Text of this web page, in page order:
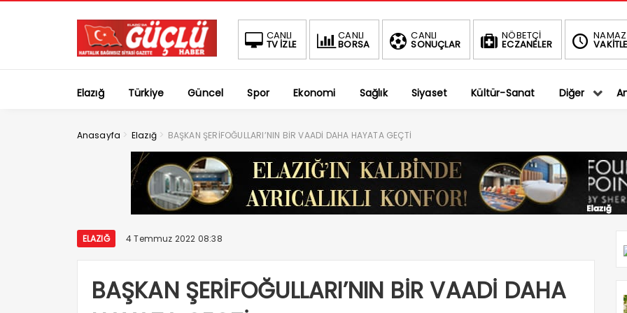
CANLI
TV İZLE
CANLI
BORSA
CANLI
SONUÇLAR
NÖBETÇİ
ECZANELER
NAMAZ
-0.75% 1.401,27
DOLAR
% 36,5794 %
Elazığ Türkiye Güncel Spor Ekonomi Sağlık Siyaset Kültür-Sanat Diğer
Anasayfa > Elazığ > BAŞKAN ŞERİFOĞULLARI’NIN BİR VAADİ DAHA HAYATA GEÇTİ
ELAZIĞ 4 Temmuz 2022 08:38
BAŞKAN ŞERİFOĞULLARI’NIN BİR VAADİ DAHA